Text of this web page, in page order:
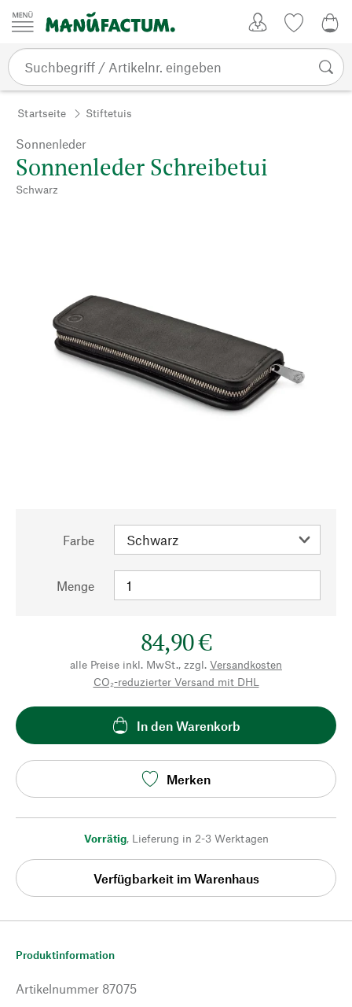
Zum Inhalt springen
Startseite Stiftetuis
Sonnenleder
Sonnenleder Schreibetui
Schwarz
Farbe
Menge
84,90 €
alle Preise inkl. MwSt., zzgl. Versandkosten
CO₂-reduzierter Versand mit DHL
In den Warenkorb
Merken
Vorrätig, Lieferung in 2-3 Werktagen
Verfügbarkeit im Warenhaus
Produktinformation
Artikelnummer 87075